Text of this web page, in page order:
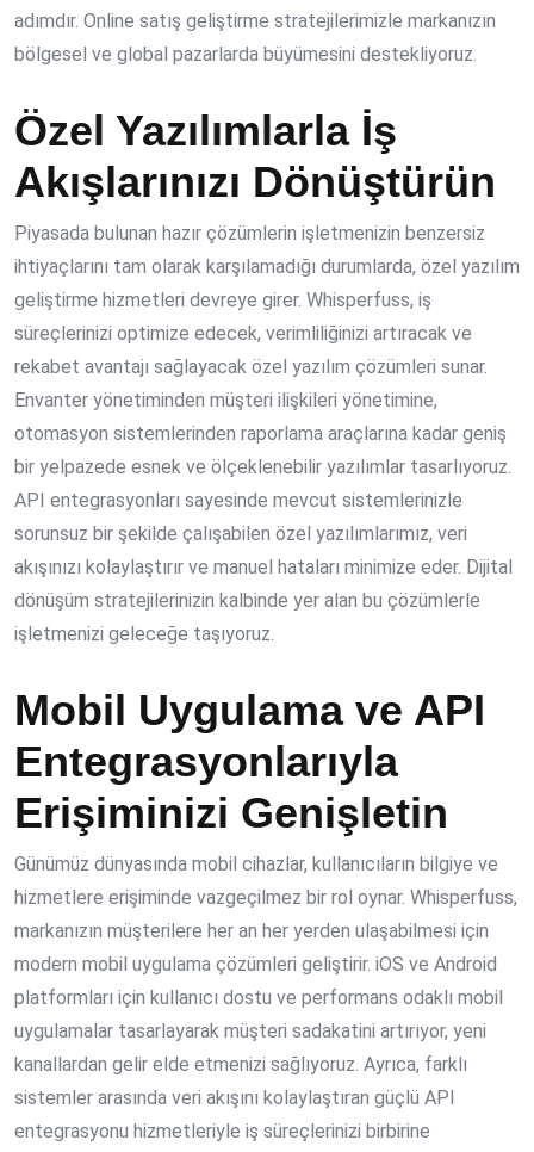
adımdır. Online satış geliştirme stratejilerimizle markanızın
bölgesel ve global pazarlarda büyümesini destekliyoruz.
Özel Yazılımlarla İş
Akışlarınızı Dönüştürün
Piyasada bulunan hazır çözümlerin işletmenizin benzersiz
ihtiyaçlarını tam olarak karşılamadığı durumlarda, özel yazılım
geliştirme hizmetleri devreye girer. Whisperfuss, iş
süreçlerinizi optimize edecek, verimliliğinizi artıracak ve
rekabet avantajı sağlayacak özel yazılım çözümleri sunar.
Envanter yönetiminden müşteri ilişkileri yönetimine,
otomasyon sistemlerinden raporlama araçlarına kadar geniş
bir yelpazede esnek ve ölçeklenebilir yazılımlar tasarlıyoruz.
API entegrasyonları sayesinde mevcut sistemlerinizle
sorunsuz bir şekilde çalışabilen özel yazılımlarımız, veri
akışınızı kolaylaştırır ve manuel hataları minimize eder. Dijital
dönüşüm stratejilerinizin kalbinde yer alan bu çözümlerle
işletmenizi geleceğe taşıyoruz.
Mobil Uygulama ve API
Entegrasyonlarıyla
Erişiminizi Genişletin
Günümüz dünyasında mobil cihazlar, kullanıcıların bilgiye ve
hizmetlere erişiminde vazgeçilmez bir rol oynar. Whisperfuss,
markanızın müşterilere her an her yerden ulaşabilmesi için
modern mobil uygulama çözümleri geliştirir. iOS ve Android
platformları için kullanıcı dostu ve performans odaklı mobil
uygulamalar tasarlayarak müşteri sadakatini artırıyor, yeni
kanallardan gelir elde etmenizi sağlıyoruz. Ayrıca, farklı
sistemler arasında veri akışını kolaylaştıran güçlü API
entegrasyonu hizmetleriyle iş süreçlerinizi birbirine